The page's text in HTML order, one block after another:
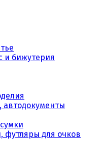
и бижутерия
автодокументы
футляры для очков